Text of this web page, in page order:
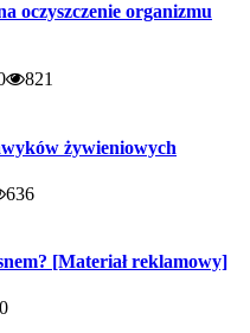
oczyszczenie organizmu
821
żywieniowych
636
[Materiał reklamowy]